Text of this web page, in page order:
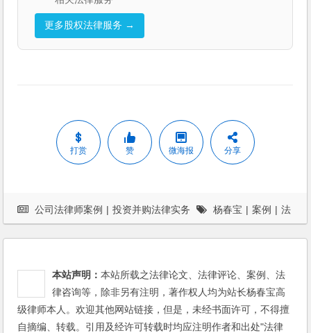
更多股权法律服务 →
打赏 赞 微海报 分享
公司法律师案例 | 投资并购法律实务 杨春宝 | 案例 | 法
本站声明：本站所载之法律论文、法律评论、案例、法
律咨询等，除非另有注明，著作权人均为站长杨春宝高
级律师本人。欢迎其他网站链接，但是，未经书面许可，不得擅
自摘编、转载。引用及经许可转载时均应注明作者和出处"法律